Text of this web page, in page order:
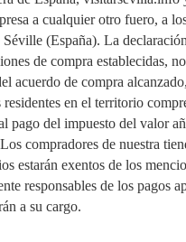
a cualquier otro fuero, a
(España). La
de compra establecidas, no
acuerdo de compra
en el territorio
pago del impuesto del valor
compradores de nuestra
estarán exentos de los
responsables de los pagos
a su cargo.